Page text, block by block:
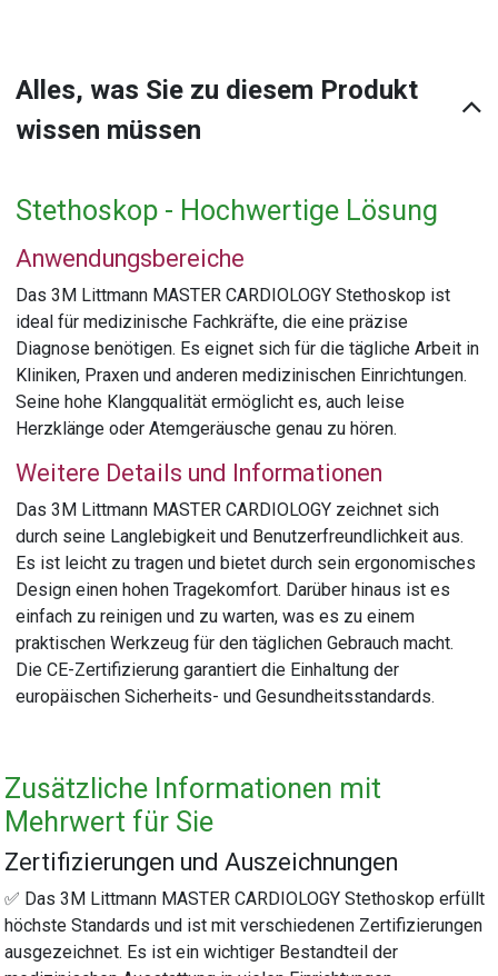
Alles, was Sie zu diesem Produkt
wissen müssen
Stethoskop - Hochwertige Lösung
Anwendungsbereiche
Das 3M Littmann MASTER CARDIOLOGY Stethoskop ist
ideal für medizinische Fachkräfte, die eine präzise
Diagnose benötigen. Es eignet sich für die tägliche Arbeit in
Kliniken, Praxen und anderen medizinischen Einrichtungen.
Seine hohe Klangqualität ermöglicht es, auch leise
Herzklänge oder Atemgeräusche genau zu hören.
Weitere Details und Informationen
Das 3M Littmann MASTER CARDIOLOGY zeichnet sich
durch seine Langlebigkeit und Benutzerfreundlichkeit aus.
Es ist leicht zu tragen und bietet durch sein ergonomisches
Design einen hohen Tragekomfort. Darüber hinaus ist es
einfach zu reinigen und zu warten, was es zu einem
praktischen Werkzeug für den täglichen Gebrauch macht.
Die CE-Zertifizierung garantiert die Einhaltung der
europäischen Sicherheits- und Gesundheitsstandards.
Zusätzliche Informationen mit
Mehrwert für Sie
Zertifizierungen und Auszeichnungen
✅ Das 3M Littmann MASTER CARDIOLOGY Stethoskop erfüllt
höchste Standards und ist mit verschiedenen Zertifizierungen
ausgezeichnet. Es ist ein wichtiger Bestandteil der